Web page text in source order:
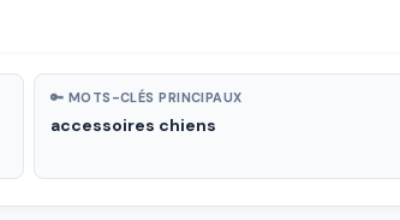
🔑 MOTS-CLÉS PRINCIPAUX
accessoires chiens